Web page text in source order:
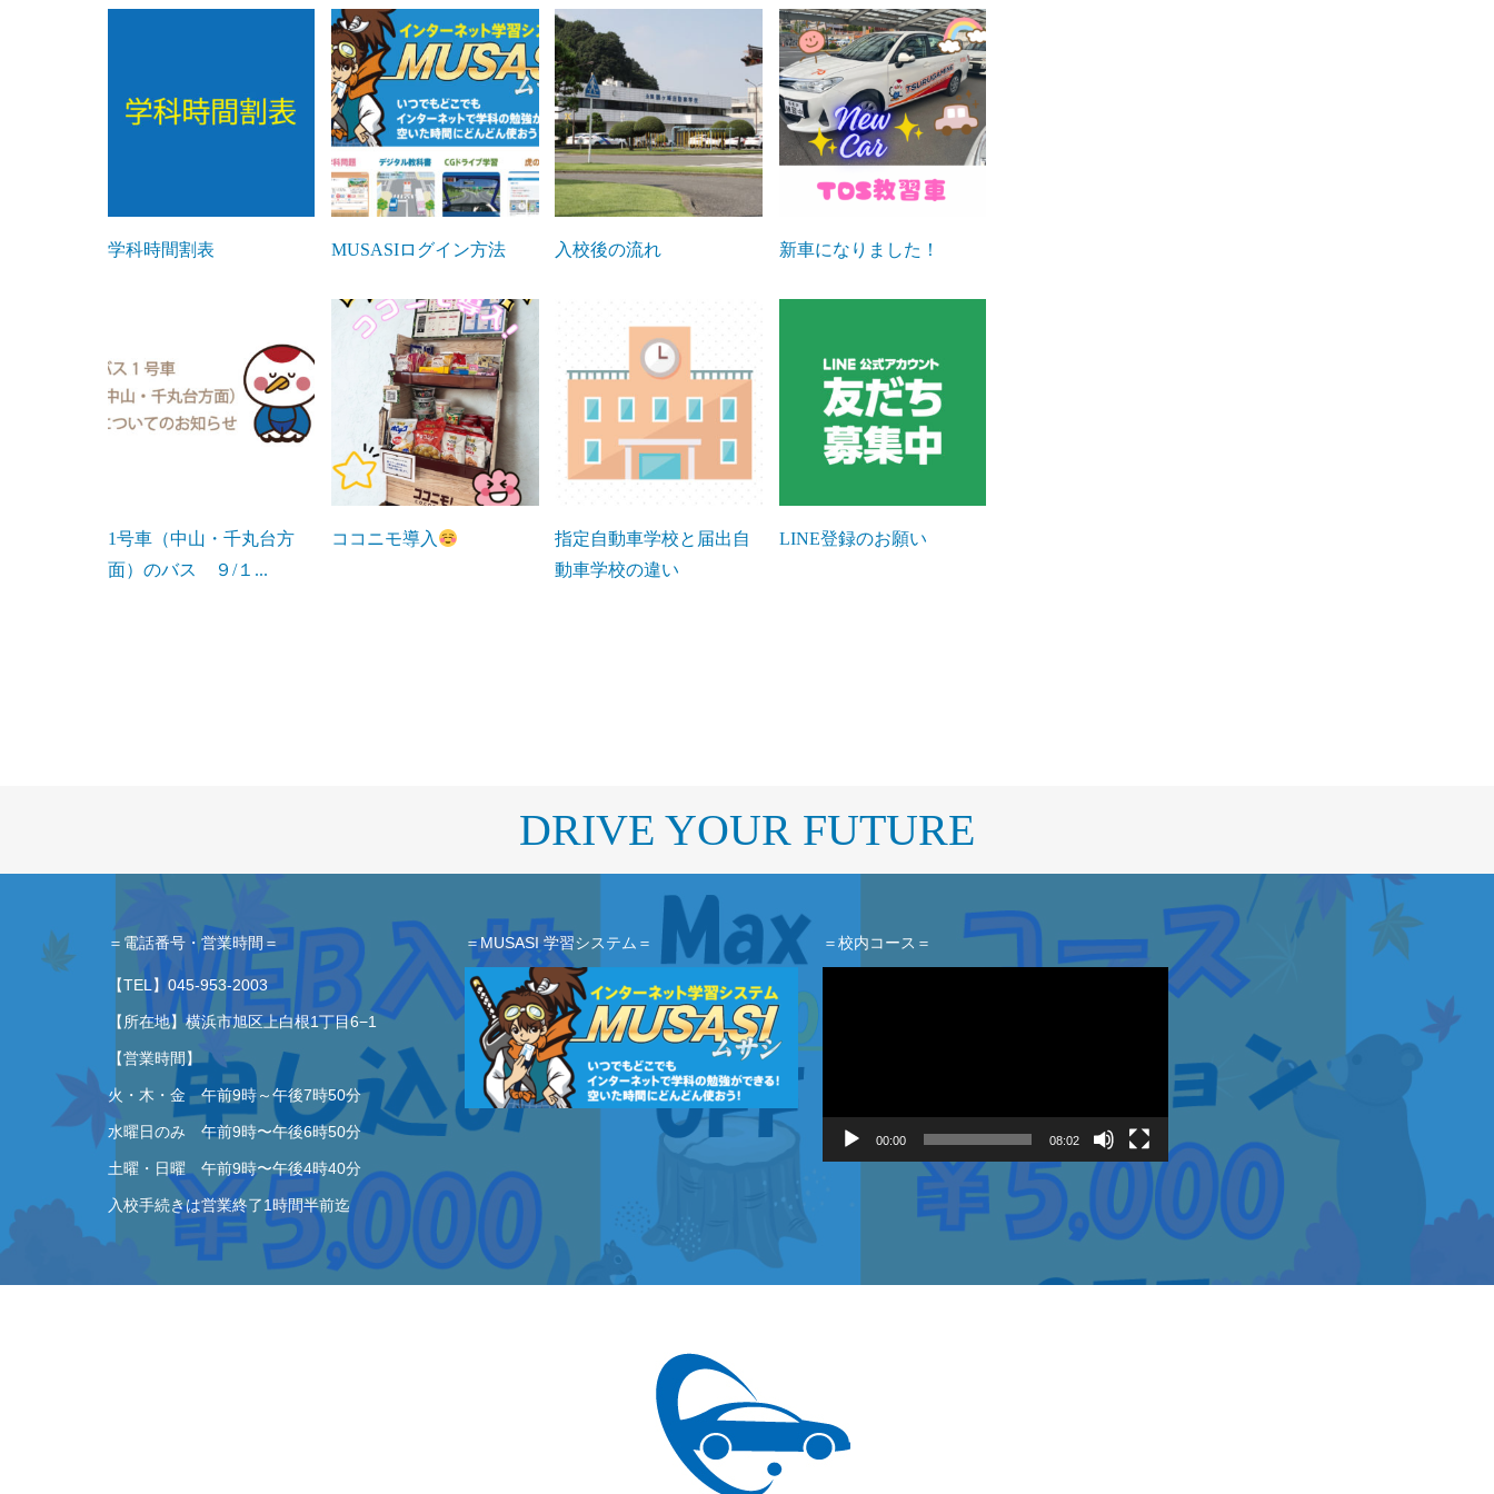
学科時間割表 MUSASIログイン方法 入校後の流れ 新車になりました！
1号車（中山・千丸台方
面）のバス ９/１...
ココニモ導入
指定自動車学校と届出自
動車学校の違い
LINE登録のお願い
DRIVE YOUR FUTURE
＝電話番号・営業時間＝
【TEL】 045-953-2003
【所在地】横浜市旭区上白根1丁目6−1
【営業時間】
火・木・金 午前9時～午後7時50分
水曜日のみ 午前9時〜午後6時50分
土曜・日曜 午前9時〜午後4時40分
入校手続きは営業終了1時間半前迄
＝MUSASI 学習システム＝ ＝校内コース＝
ー
00:00 08:02